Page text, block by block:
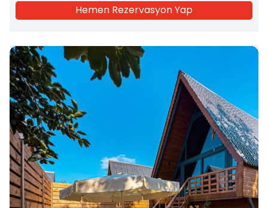
Hemen Rezervasyon Yap